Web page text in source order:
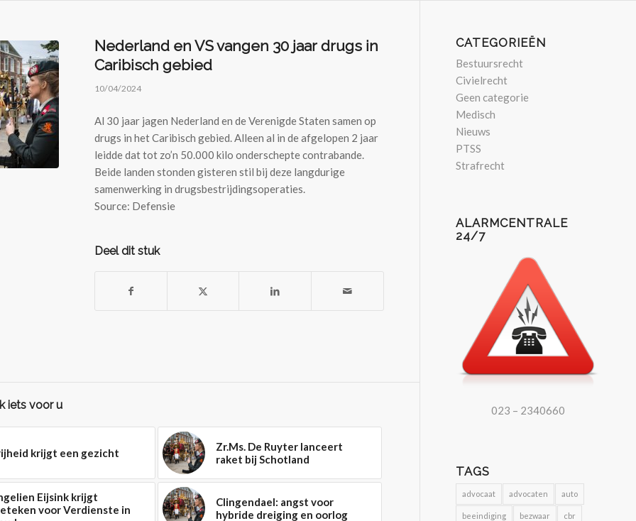
Nederland en VS vangen 30 jaar drugs in
Caribisch gebied
10/04/2024
Al 30 jaar jagen Nederland en de Verenigde Staten samen op
drugs in het Caribisch gebied. Alleen al in de afgelopen 2 jaar
leidde dat tot zo’n 50.000 kilo onderschepte contrabande.
Beide landen stonden gisteren stil bij deze langdurige
samenwerking in drugsbestrijdingsoperaties.
Source: Defensie
Deel dit stuk
iets voor u
krijgt een gezicht
Zr.Ms. De Ruyter lanceert
raket bij Schotland
Eijsink krijgt
voor Verdienste in
Clingendael: angst voor
hybride dreiging en oorlog
CATEGORIEËN
Bestuursrecht
Civielrecht
Geen categorie
Medisch
Nieuws
PTSS
Strafrecht
ALARMCENTRALE
24/7
023 – 2340660
TAGS
advocaat advocaten auto
beeindiging bezwaar cbr